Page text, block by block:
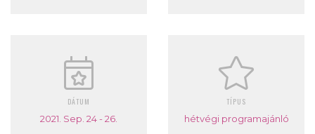
DÁTUM
2021. Sep. 24 - 26.
TÍPUS
hétvégi programajánló